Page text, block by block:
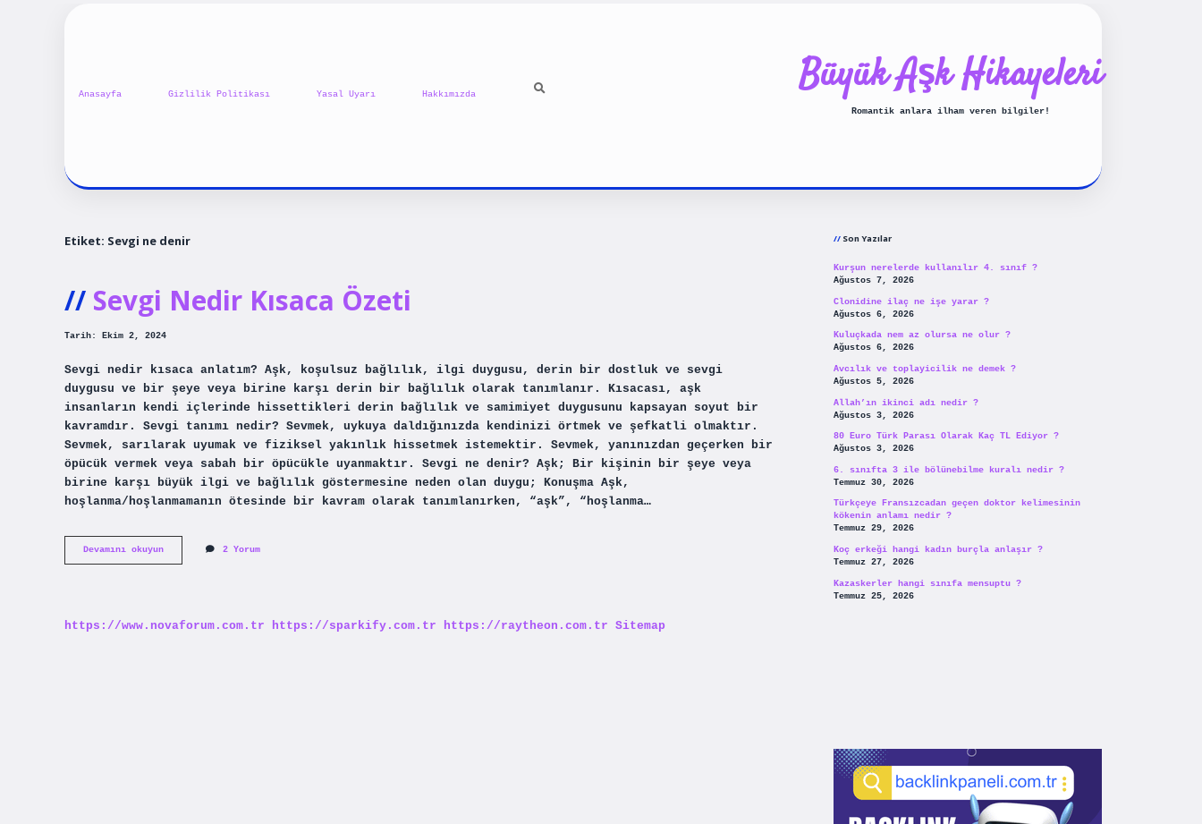
Anasayfa Gizlilik Politikası Yasal Uyarı Hakkımızda Büyük Aşk Hikayeleri
Romantik anlara ilham veren bilgiler!
Etiket: Sevgi ne denir
Sevgi Nedir Kısaca Özeti
Tarih: Ekim 2, 2024
Sevgi nedir kısaca anlatım? Aşk, koşulsuz bağlılık, ilgi duygusu, derin bir dostluk ve sevgi
duygusu ve bir şeye veya birine karşı derin bir bağlılık olarak tanımlanır. Kısacası, aşk
insanların kendi içlerinde hissettikleri derin bağlılık ve samimiyet duygusunu kapsayan soyut bir
kavramdır. Sevgi tanımı nedir? Sevmek, uykuya daldığınızda kendinizi örtmek ve şefkatli olmaktır.
Sevmek, sarılarak uyumak ve fiziksel yakınlık hissetmek istemektir. Sevmek, yanınızdan geçerken bir
öpücük vermek veya sabah bir öpücükle uyanmaktır. Sevgi ne denir? Aşk; Bir kişinin bir şeye veya
birine karşı büyük ilgi ve bağlılık göstermesine neden olan duygu; Konuşma Aşk,
hoşlanma/hoşlanmamanın ötesinde bir kavram olarak tanımlanırken, “aşk”, “hoşlanma…
Devamını okuyunSevgi
Nedir
2 Yorum
https://www.novaforum.com.tr https://sparkify.com.tr https://raytheon.com.tr Sitemap
Son Yazılar
Kurşun nerelerde kullanılır 4. sınıf ?
Ağustos 7, 2026
Clonidine ilaç ne işe yarar ?
Ağustos 6, 2026
Kuluçkada nem az olursa ne olur ?
Ağustos 6, 2026
Avcılık ve toplayicilik ne demek ?
Ağustos 5, 2026
Allah’ın ikinci adı nedir ?
Ağustos 3, 2026
80 Euro Türk Parası Olarak Kaç TL Ediyor ?
Ağustos 3, 2026
6. sınıfta 3 ile bölünebilme kuralı nedir ?
Temmuz 30, 2026
Türkçeye Fransızcadan geçen doktor kelimesinin
kökenin anlamı nedir ?
Temmuz 29, 2026
Koç erkeği hangi kadın burçla anlaşır ?
Temmuz 27, 2026
Kazaskerler hangi sınıfa mensuptu ?
Temmuz 25, 2026